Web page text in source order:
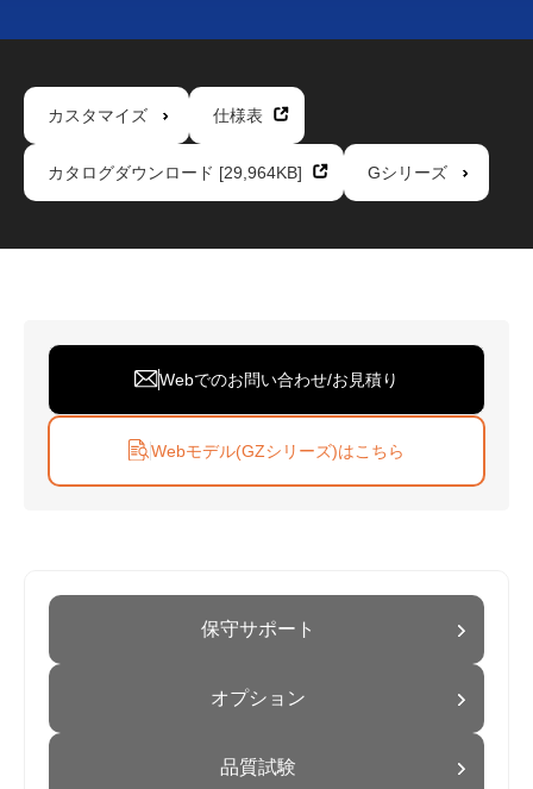
カスタマイズ 仕様表
カタログダウンロード [29,964KB] Gシリーズ
Webでのお問い合わせ/お見積り
Webモデル(GZシリーズ)はこちら
保守サポート
オプション
品質試験